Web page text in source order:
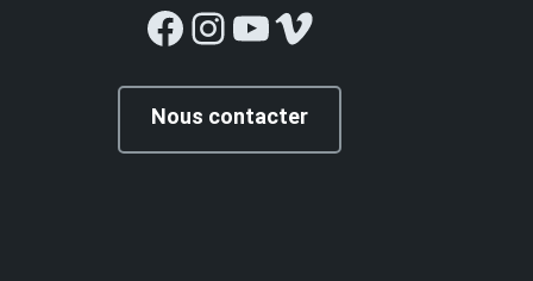
Facebook
Instagram
YouTube
Vimeo
Nous contacter